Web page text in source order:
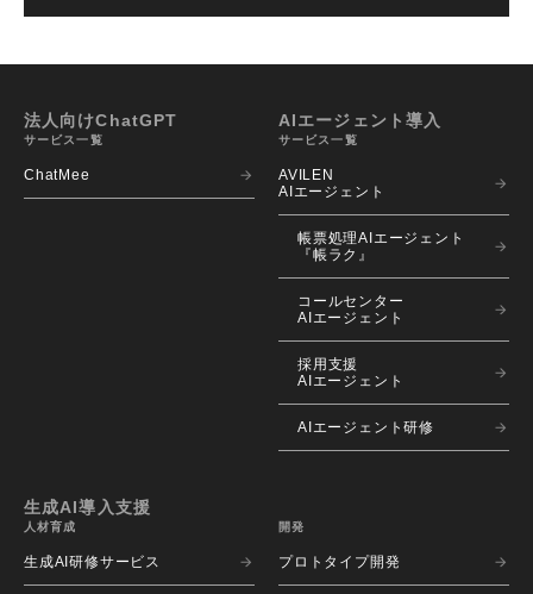
法人向けChatGPT
サービス一覧
ChatMee
AIエージェント導入
サービス一覧
AVILEN
AIエージェント
帳票処理AIエージェント
『帳ラク』
コールセンター
AIエージェント
採用支援
AIエージェント
AIエージェント研修
生成AI導入支援
人材育成
生成AI研修サービス
開発
プロトタイプ開発